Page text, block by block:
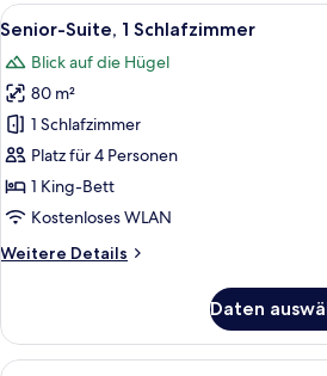
Alle
Fotos
für
Senior-
Suite,
1
Schlafzimmer
anzeigen
Ein
8
Senior-Suite, 1 Schlafzimmer
Blick auf die Hügel
80 m²
1 Schlafzimmer
Platz für 4 Personen
1 King-Bett
Kostenloses WLAN
Weitere Details
Weitere
Suite,
Daten
Ein